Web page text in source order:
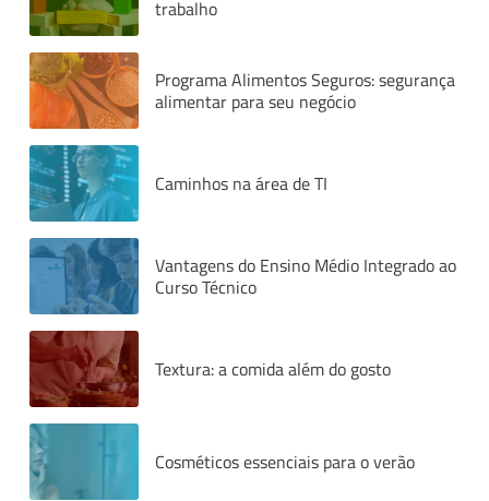
trabalho
Programa Alimentos Seguros: segurança
alimentar para seu negócio
Caminhos na área de TI
Vantagens do Ensino Médio Integrado ao
Curso Técnico
Textura: a comida além do gosto
Cosméticos essenciais para o verão